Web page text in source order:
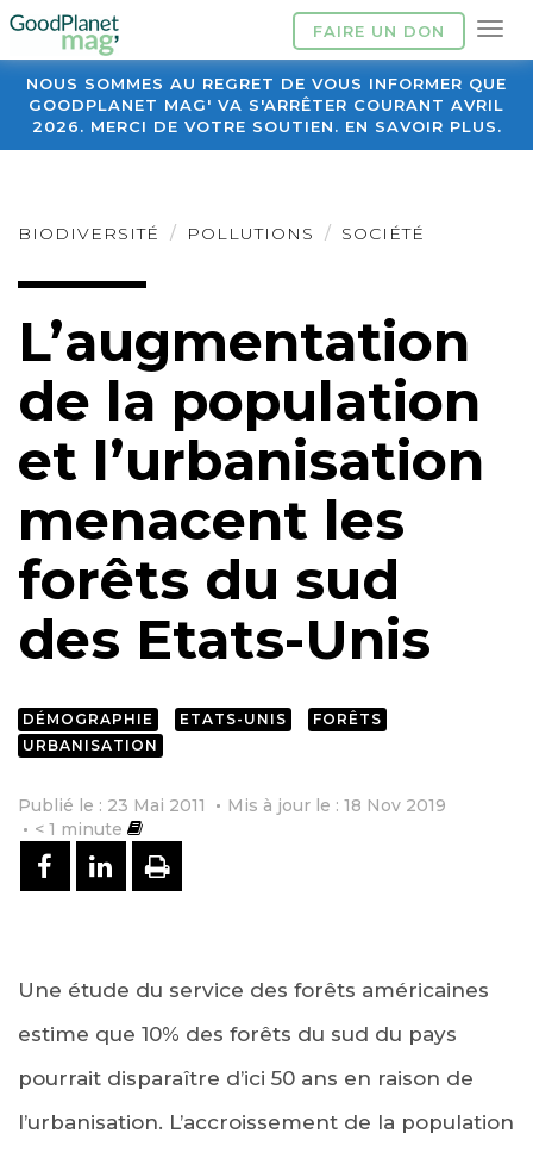
FAIRE UN DON
NOUS SOMMES AU REGRET DE VOUS INFORMER QUE
GOODPLANET MAG' VA S'ARRÊTER COURANT AVRIL
2026. MERCI DE VOTRE SOUTIEN. EN SAVOIR PLUS.
BIODIVERSITÉ POLLUTIONS SOCIÉTÉ
L’augmentation
de la population
et l’urbanisation
menacent les
forêts du sud
des Etats-Unis
DÉMOGRAPHIE ETATS-UNIS
FORÊTS
URBANISATION
Publié le : 23 Mai 2011
Mis à jour le : 18 Nov 2019
< 1 minute
PARTAGER SUR FACEBOOK
PARTAGER SUR LINKEDIN
IMPRIMER
Une étude du service des forêts américaines
estime que 10% des forêts du sud du pays
pourrait disparaître d’ici 50 ans en raison de
l’urbanisation. L’accroissement de la population